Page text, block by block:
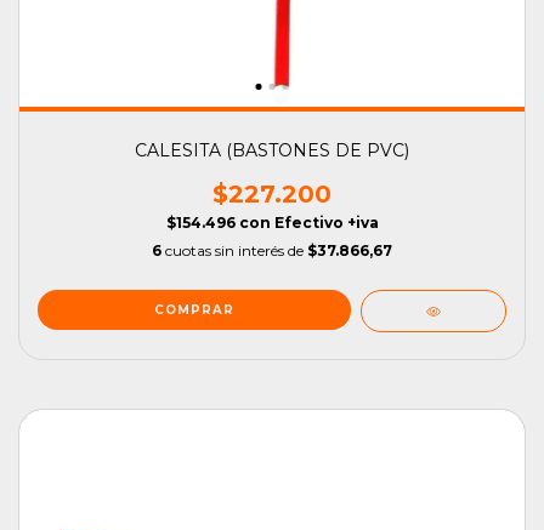
CALESITA (BASTONES DE PVC)
$227.200
$154.496 con Efectivo +iva
6 cuotas sin interés de $37.866,67